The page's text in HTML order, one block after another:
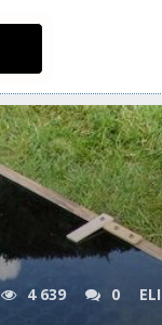
4 639 0